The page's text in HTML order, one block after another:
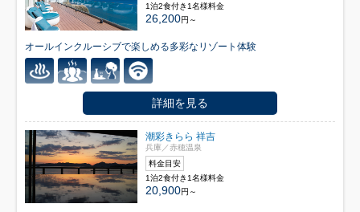
1泊2食付き1名様料金
26,200円～
オールインクルーシブで楽しめる多彩なリゾート体験
詳細を見る
潮彩きらら 祥吉
兵庫／赤穂温泉
料金目安
1泊2食付き1名様料金
20,900円～